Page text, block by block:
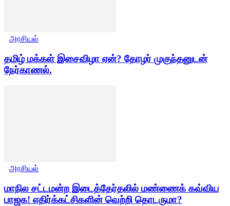
அரசியல்
தமிழ் மக்கள் இசைவிழா ஏன்? தோழர் முகுந்தனுடன்
நேர்காணல்.
அரசியல்
மாநில சட்டமன்ற இடைத்தேர்தலில் மண்ணைக் கவ்விய
பாஜக! எதிர்க்கட்சிகளின் வெற்றி தொடருமா?